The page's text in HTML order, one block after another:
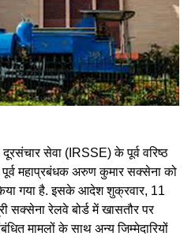
सेवा (IRSSE) के पूर्व वरिष्ठ
महाप्रबंधक अरुण कुमार सक्सेना को
गया है. इसके आदेश शुक्रवार, 11
सक्सेना रेलवे बोर्ड में खासतौर पर
मामलों के साथ अन्य जिम्मेदारियों